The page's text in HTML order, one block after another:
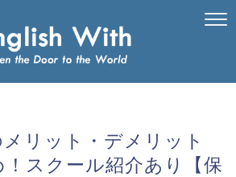
リット・デメリット
スクール紹介あり【保